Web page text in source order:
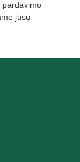
pardavimo
jūsų